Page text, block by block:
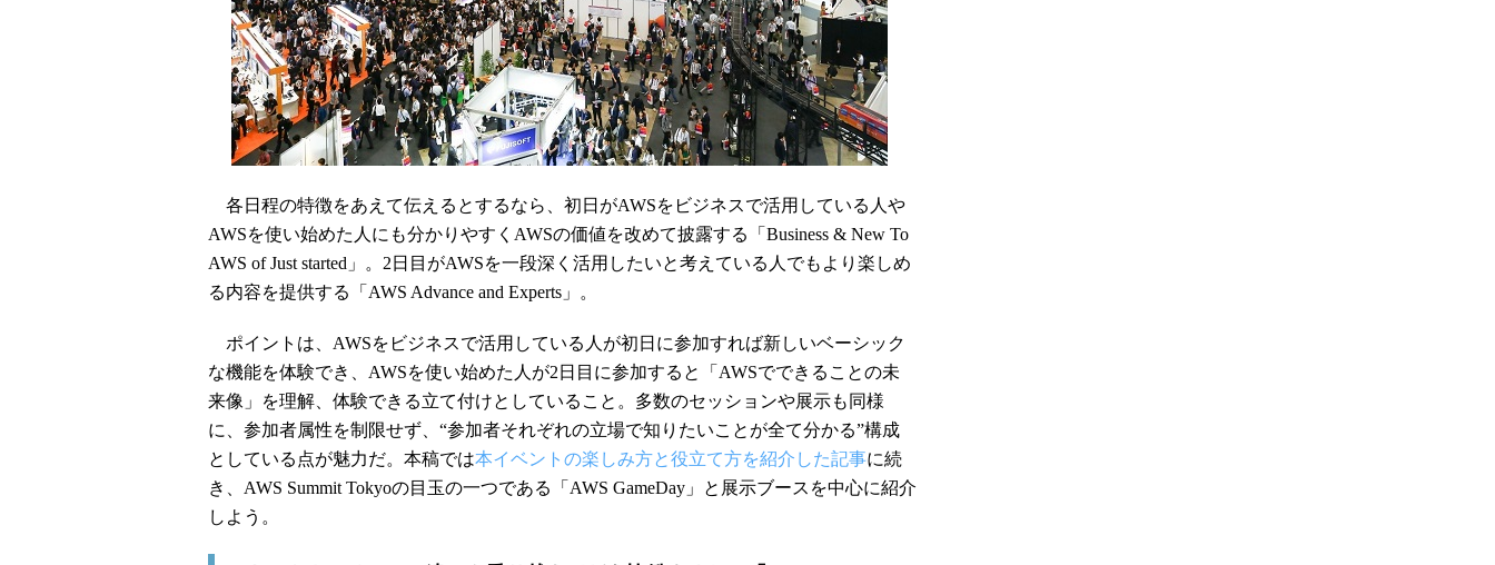
各日程の特徴をあえて伝えるとするなら、初日がAWSをビジネスで活用している人や
AWSを使い始めた人にも分かりやすくAWSの価値を改めて披露する「Business & New To
AWS of Just started」。2日目がAWSを一段深く活用したいと考えている人でもより楽しめ
る内容を提供する「AWS Advance and Experts」。
ポイントは、AWSをビジネスで活用している人が初日に参加すれば新しいベーシック
な機能を体験でき、AWSを使い始めた人が2日目に参加すると「AWSでできることの未
来像」を理解、体験できる立て付けとしていること。多数のセッションや展示も同様
に、参加者属性を制限せず、“参加者それぞれの立場で知りたいことが全て分かる”構成
としている点が魅力だ。本稿では本イベントの楽しみ方と役立て方を紹介した記事に続
き、AWS Summit Tokyoの目玉の一つである「AWS GameDay」と展示ブースを中心に紹介
しよう。